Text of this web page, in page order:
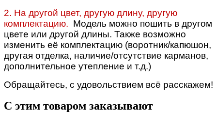
2. На другой цвет, другую длину, другую
комплектацию. Модель можно пошить в другом
цвете или другой длины. Также возможно
изменить её комплектацию (воротник/капюшон,
другая отделка, наличие/отсутствие карманов,
дополнительное утепление и т.д.)
Обращайтесь, с удовольствием всё расскажем!
С этим товаром заказывают